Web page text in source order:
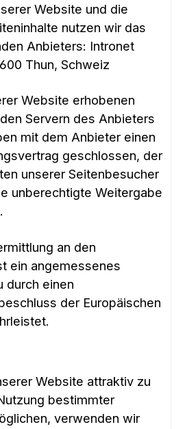
Website und die
nutzen wir das
Anbieters: Intronet
Thun, Schweiz
Website erhobenen
Servern des Anbieters
mit dem Anbieter einen
geschlossen, der
unserer Seitenbesucher
unberechtigte Weitergabe
an den
ein angemessenes
durch einen
der Europäischen
Website attraktiv zu
bestimmter
verwenden wir